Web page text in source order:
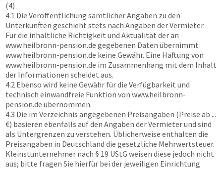
(4)
4.1 Die Veröffentlichung sämtlicher Angaben zu den
Unterkünften geschieht stets nach Angaben der Vermieter.
Für die inhaltliche Richtigkeit und Aktualität der an
www.heilbronn-pension.de gegebenen Daten übernimmt
www.heilbronn-pension.de keine Gewähr. Eine Haftung von
www.heilbronn-pension.de im Zusammenhang mit dem Inhalt
der Informationen scheidet aus.
4.2 Ebenso wird keine Gewähr für die Verfügbarkeit und
technisch einwandfreie Funktion von www.heilbronn-
pension.de übernommen.
4.3 Die im Verzeichnis angegebenen Preisangaben (Preise ab ...
€) basieren ebenfalls auf den Angaben der Vermieter und sind
als Untergrenzen zu verstehen. Üblicherweise enthalten die
Preisangaben in Deutschland die gesetzliche Mehrwertsteuer.
Kleinstunternehmer nach § 19 UStG weisen diese jedoch nicht
aus; bitte fragen Sie hierfür bei der jeweiligen Einrichtung